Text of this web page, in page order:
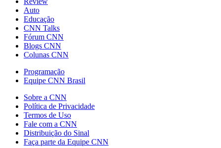
Auto
Educação
CNN Talks
Fórum CNN
Blogs CNN
Colunas CNN
Programação
Equipe CNN Brasil
Sobre a CNN
Política de Privacidade
Termos de Uso
Fale com a CNN
Distribuição do Sinal
Faça parte da Equipe CNN